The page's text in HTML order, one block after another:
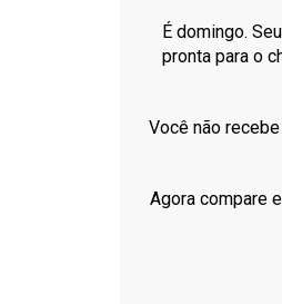
É domingo.
pronta para o
Você não
Agora compare